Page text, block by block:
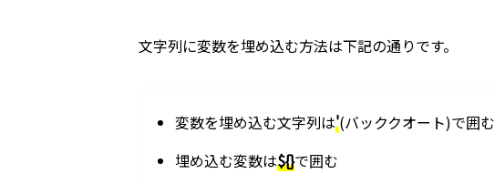
文字列に変数を埋め込む方法は下記の通りです。
変数を埋め込む文字列は'(バッククオート)で囲む
埋め込む変数は${}で囲む